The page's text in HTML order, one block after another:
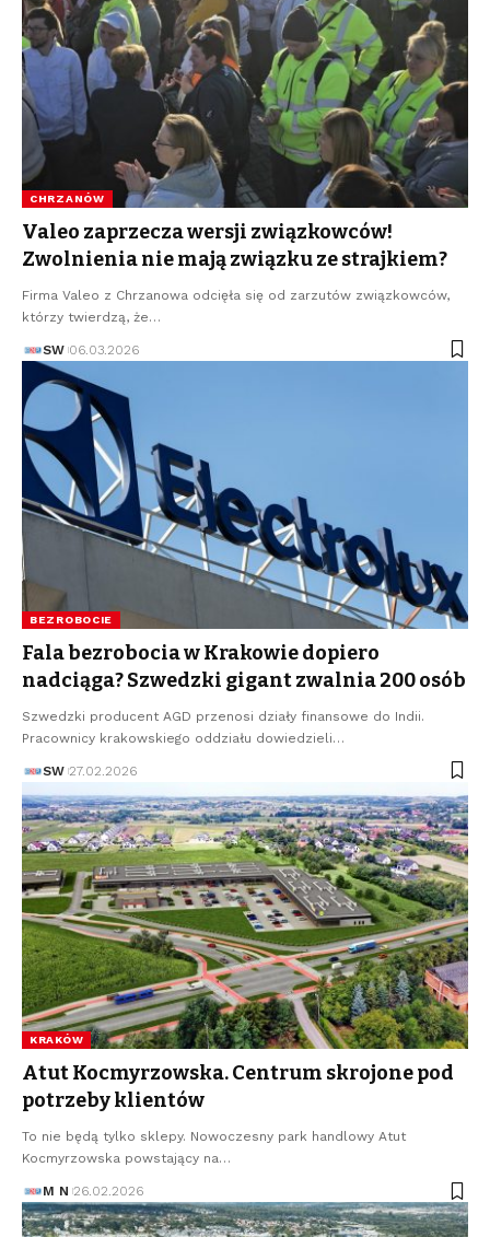
CHRZANÓW
Valeo zaprzecza wersji związkowców!
Zwolnienia nie mają związku ze strajkiem?
Firma Valeo z Chrzanowa odcięła się od zarzutów związkowców,
którzy twierdzą, że…
SW 06.03.2026
BEZROBOCIE
Fala bezrobocia w Krakowie dopiero
nadciąga? Szwedzki gigant zwalnia 200 osób
Szwedzki producent AGD przenosi działy finansowe do Indii.
Pracownicy krakowskiego oddziału dowiedzieli…
SW 27.02.2026
KRAKÓW
Atut Kocmyrzowska. Centrum skrojone pod
potrzeby klientów
To nie będą tylko sklepy. Nowoczesny park handlowy Atut
Kocmyrzowska powstający na…
M N 26.02.2026